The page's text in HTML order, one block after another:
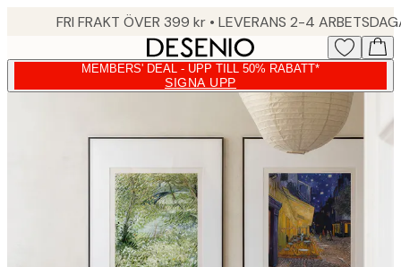
FRI FRAKT ÖVER 399 kr • LEVERANS 2-4
MEMBERS' DEAL - UPP TILL 50% RABATT*
SIGNA UPP